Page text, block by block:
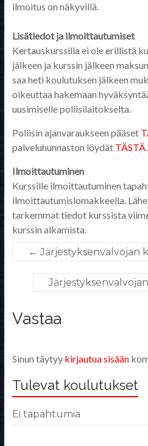
ilmoitus on näkyvillä.
Lisätiedot ja ilmoittautumiset
Kertauskurssilla ei ole erillistä
jälkeen ja kurssin jälkeen
saa heti koulutuksen jälkeen
oikeuttaa hakemaan
uusimiselle poliisilaitokselta.
Poliisin ajanvaraukseen pääset
palveluhunnaston löydät TÄSTÄ.
Ilmoittautuminen
Kurssille ilmoittautuminen
ilmoittautumislomakkeella.
tarkemmat tiedot kurssista
kurssin alkamista.
← Järjestyksenvalvojan
Vastaa
Sinun täytyy kirjautua sisään
Tulevat koulutukset
Ei tapahtumia